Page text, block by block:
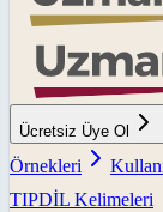
Ücretsiz Üye Ol
Örnekleri
TIPDİL Kelimeleri